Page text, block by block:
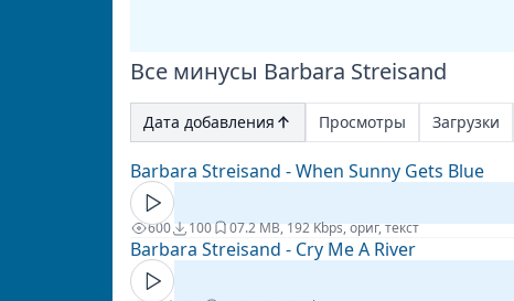
Все минусы Barbara Streisand
Дата добавления Просмотры Загрузки
Barbara Streisand - When Sunny Gets Blue
600 100 07.2 MB, 192 Kbps, ориг, текст
Barbara Streisand - Cry Me A River